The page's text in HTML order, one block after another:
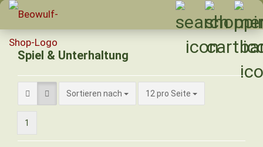
Spiel & Unterhaltung
Sortieren nach
Sortieren nach 12 pro Seite
pro Seite
1